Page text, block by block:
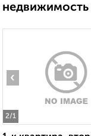
недвижимость
2/1
‹